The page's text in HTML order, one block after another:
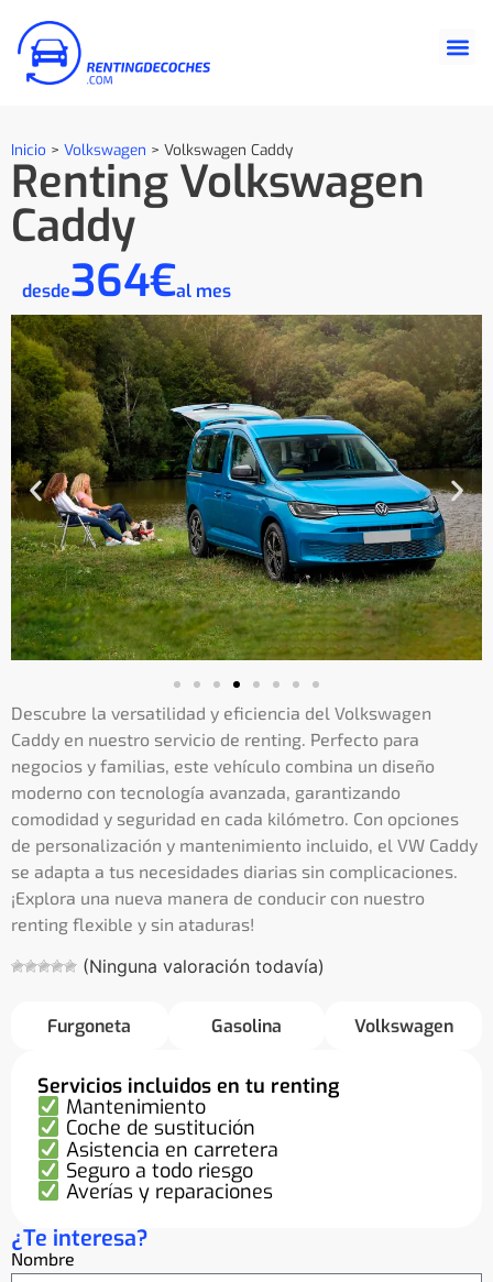
Inicio > Volkswagen > Volkswagen Caddy
Renting Volkswagen
Caddy
desde364€al mes
Descubre la versatilidad y eficiencia del Volkswagen
Caddy en nuestro servicio de renting. Perfecto para
negocios y familias, este vehículo combina un diseño
moderno con tecnología avanzada, garantizando
comodidad y seguridad en cada kilómetro. Con opciones
de personalización y mantenimiento incluido, el VW Caddy
se adapta a tus necesidades diarias sin complicaciones.
¡Explora una nueva manera de conducir con nuestro
renting flexible y sin ataduras!
(Ninguna valoración todavía)
Furgoneta Gasolina Volkswagen
Servicios incluidos en tu renting
Mantenimiento
Coche de sustitución
Asistencia en carretera
Seguro a todo riesgo
Averías y reparaciones
¿Te interesa?
Nombre